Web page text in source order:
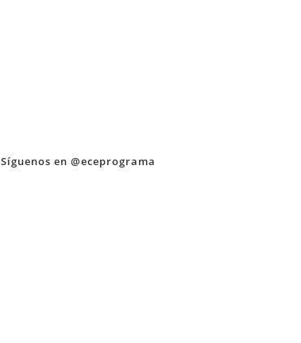
Síguenos en @eceprograma